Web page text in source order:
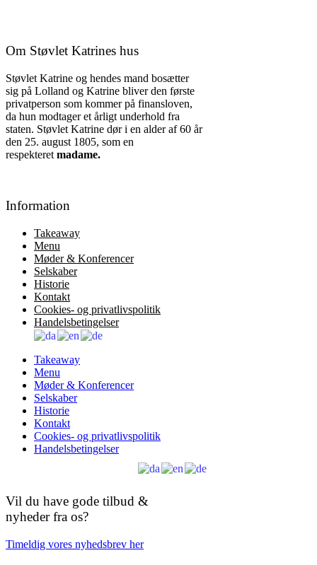
Om Støvlet Katrines hus
Støvlet Katrine og hendes mand bosætter
sig på Lolland og Katrine bliver den første
privatperson som kommer på finansloven,
da hun modtager et årligt underhold fra
staten. Støvlet Katrine dør i en alder af 60 år
den 25. august 1805, som en
respekteret madame.
Information
Takeaway
Menu
Møder & Konferencer
Selskaber
Historie
Kontakt
Cookies- og privatlivspolitik
Handelsbetingelser
Takeaway
Menu
Møder & Konferencer
Selskaber
Historie
Kontakt
Cookies- og privatlivspolitik
Handelsbetingelser
Vil du have gode tilbud &
nyheder fra os?
Timeldig vores nyhedsbrev her